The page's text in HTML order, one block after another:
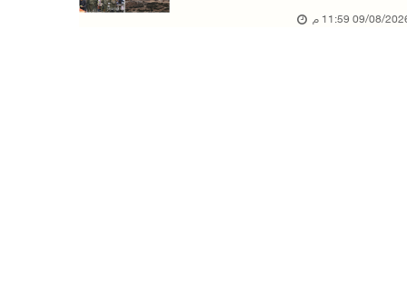
"الزراعة" والهيئات المحلية في الخليل تبحث تحو ...
08/2026 11:59 م